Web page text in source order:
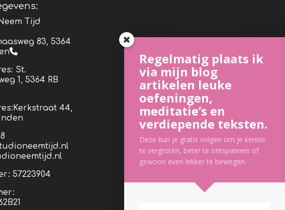
Tijd
83, 5364
St.
1, 5364 RB
44,
57223904
Regelmatig plaats ik
via mijn blog
artikelen leuke
oefeningen,
meditatie’s en
verdiepende teksten.
Deze kun je gratis volgen om je kennis
te vergroten, beter te ontspannen of
gewoon even lekker te bewegen.